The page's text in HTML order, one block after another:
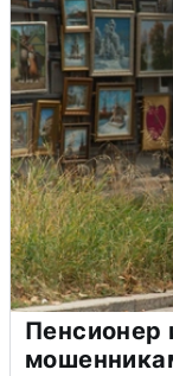
Пенсионер